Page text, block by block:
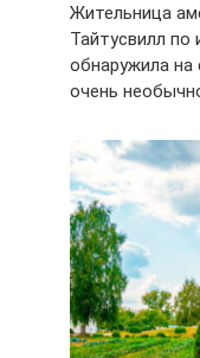
Жительница
Тайтусвилл по
обнаружила на
очень